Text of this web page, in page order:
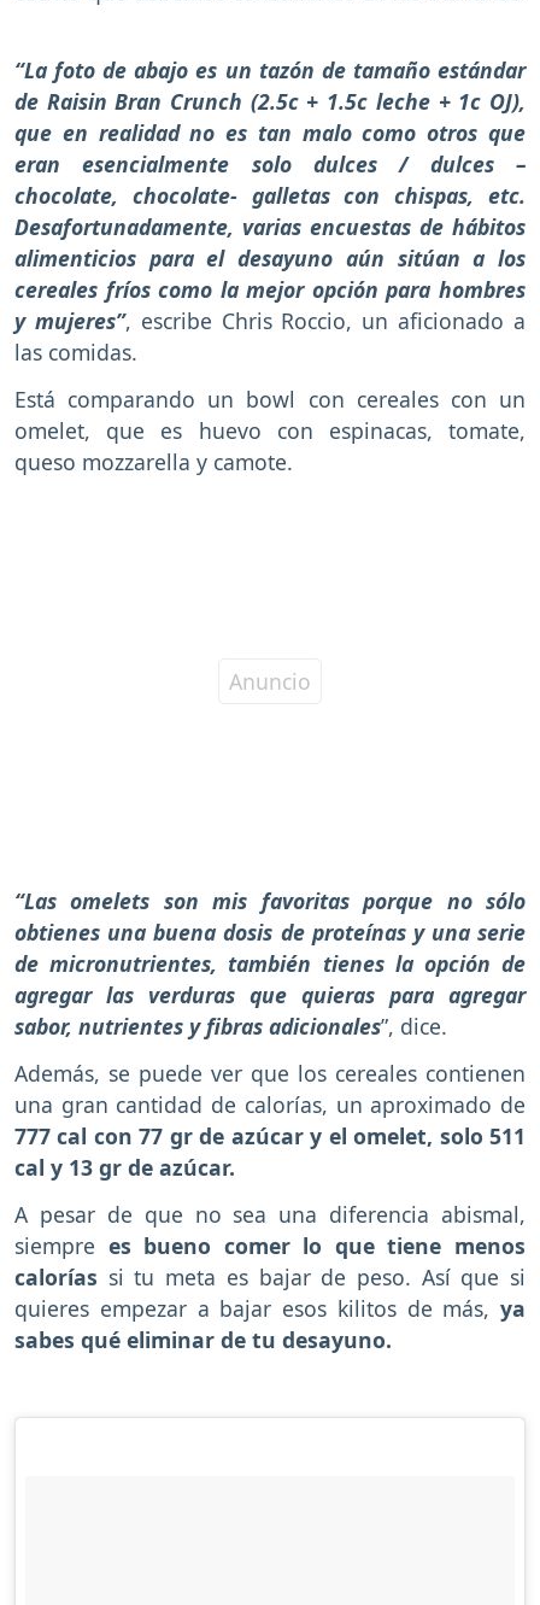
“La foto de abajo es un tazón de tamaño estándar
de Raisin Bran Crunch (2.5c + 1.5c leche + 1c OJ),
que en realidad no es tan malo como otros que
eran esencialmente solo dulces / dulces –
chocolate, chocolate- galletas con chispas, etc.
Desafortunadamente, varias encuestas de hábitos
alimenticios para el desayuno aún sitúan a los
cereales fríos como la mejor opción para hombres
y mujeres”, escribe Chris Roccio, un aficionado a
las comidas.
Está comparando un bowl con cereales con un
omelet, que es huevo con espinacas, tomate,
queso mozzarella y camote.
“Las omelets son mis favoritas porque no sólo
obtienes una buena dosis de proteínas y una serie
de micronutrientes, también tienes la opción de
agregar las verduras que quieras para agregar
sabor, nutrientes y fibras adicionales”, dice.
Además, se puede ver que los cereales contienen
una gran cantidad de calorías, un aproximado de
777 cal con 77 gr de azúcar y el omelet, solo 511
cal y 13 gr de azúcar.
A pesar de que no sea una diferencia abismal,
siempre es bueno comer lo que tiene menos
calorías si tu meta es bajar de peso. Así que si
quieres empezar a bajar esos kilitos de más, ya
sabes qué eliminar de tu desayuno.